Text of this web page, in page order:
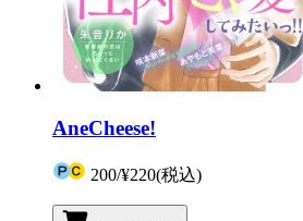
AneCheese!
200/¥220(税込)